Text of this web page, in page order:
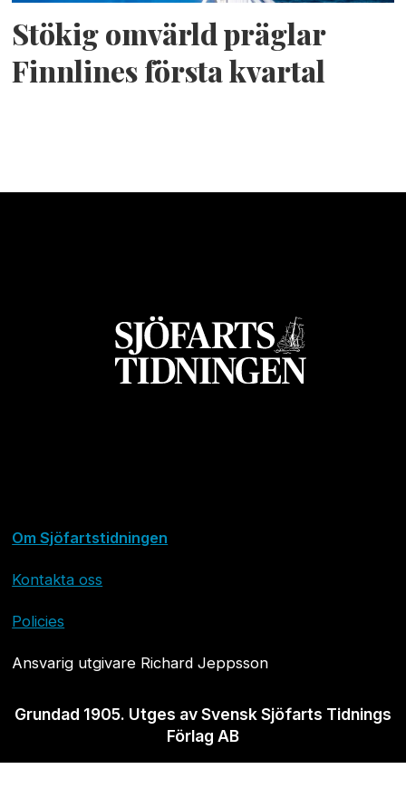
Stökig omvärld präglar
Finnlines första kvartal
Om Sjöfartstidningen
Kontakta oss
Policies
Ansvarig utgivare Richard Jeppsson
Grundad 1905. Utges av Svensk Sjöfarts Tidnings
Förlag AB